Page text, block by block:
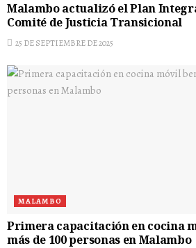
Malambo actualizó el Plan
Comité de Justicia Transicional
25 DE SEPTIEMBRE DE 2025
MALAMBO
Primera capacitación en cocina
más de 100 personas en Malambo